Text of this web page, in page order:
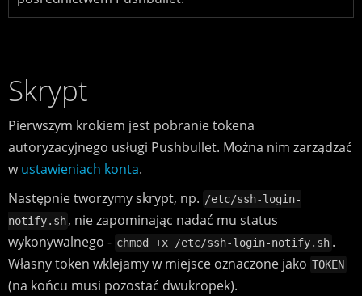
Skrypt
Pierwszym krokiem jest pobranie tokena
autoryzacyjnego usługi Pushbullet. Można nim zarządzać
wustawieniach konta.
Następnie tworzymy skrypt, np. /etc/ssh-login-
notify.sh , nie zapominając nadać mu status
wykonywalnego - chmod +x /etc/ssh-login-notify.sh .
Własny token wklejamy w miejsce oznaczone jako TOKEN
(na końcu musi pozostać dwukropek).